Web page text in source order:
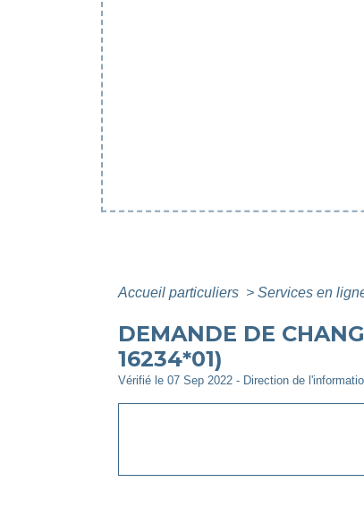
Accueil particuliers > Services en
DEMANDE DE
16234*01)
Vérifié le 07 Sep 2022 - Direction de